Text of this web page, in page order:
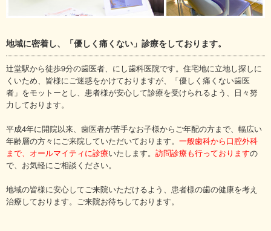
地域に密着し、「優しく痛くない」診療をしております。
辻堂駅から徒歩9分の歯医者、にし歯科医院です。住宅地に立地し探しに
くいため、皆様にご迷惑をかけておりますが、「優しく痛くない歯医
者」をモットーとし、患者様が安心して診療を受けられるよう、日々努
力しております。
平成4年に開院以来、歯医者が苦手なお子様からご年配の方まで、幅広い
年齢層の方々にご来院していただいております。 一般歯科から口腔外科
まで、オールマイティに診療いたします。 訪問診療も行っておりますの
で、お気軽にご相談ください。
地域の皆様に安心してご来院いただけるよう、患者様の歯の健康を考え
治療しております。ご来院お待ちしております。